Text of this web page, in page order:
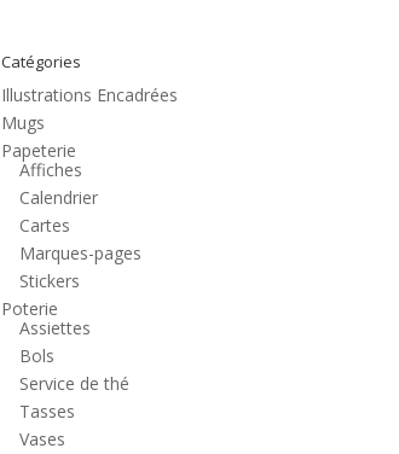
Catégories
Illustrations Encadrées
Mugs
Papeterie
Affiches
Calendrier
Cartes
Marques-pages
Stickers
Poterie
Assiettes
Bols
Service de thé
Tasses
Vases